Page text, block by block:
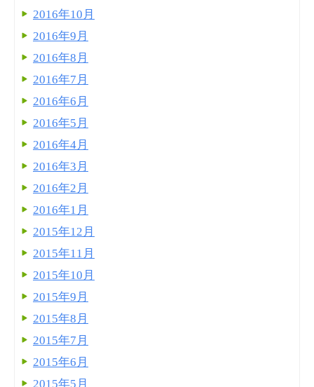
2016年10月
2016年9月
2016年8月
2016年7月
2016年6月
2016年5月
2016年4月
2016年3月
2016年2月
2016年1月
2015年12月
2015年11月
2015年10月
2015年9月
2015年8月
2015年7月
2015年6月
2015年5月